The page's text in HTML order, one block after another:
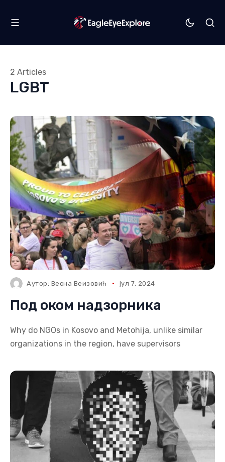
LGBT
2 Articles
Аутор: Весна Веизовић јул 7, 2024
Под оком надзорника
Why do NGOs in Kosovo and Metohija, unlike similar
organizations in the region, have supervisors